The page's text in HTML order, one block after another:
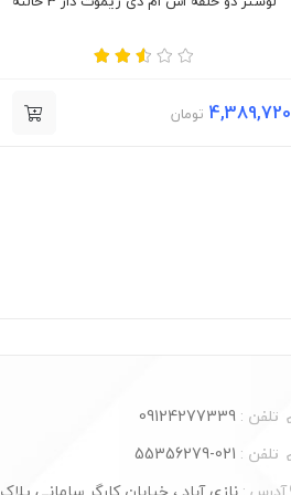
4,389,720 تومان
تلفن :
تلفن :